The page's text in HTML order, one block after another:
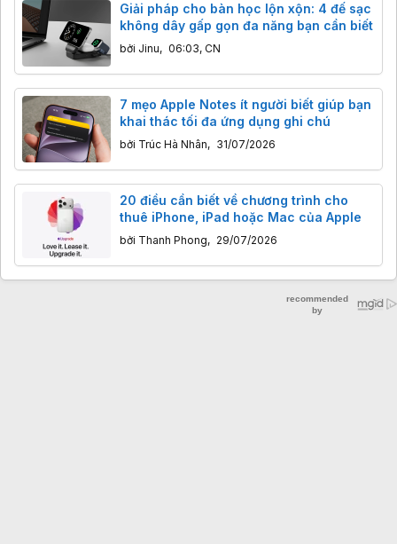
Giải pháp cho bàn học lộn xộn: 4 đế sạc
không dây gấp gọn đa năng bạn cần biết
bởi Jinu, 06:03, CN
7 mẹo Apple Notes ít người biết giúp bạn
khai thác tối đa ứng dụng ghi chú
bởi Trúc Hà Nhân, 31/07/2026
20 điều cần biết về chương trình cho
thuê iPhone, iPad hoặc Mac của Apple
bởi Thanh Phong, 29/07/2026